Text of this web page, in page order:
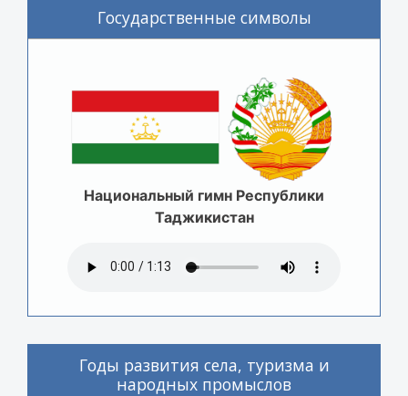
Государственные символы
Национальный гимн Республики
Таджикистан
Годы развития села, туризма и
народных промыслов